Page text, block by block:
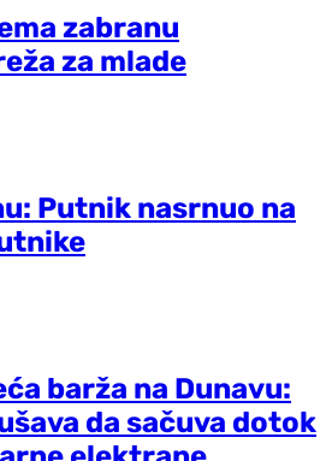
zabranu
za mlade
Putnik nasrnuo na
barža na Dunavu:
da sačuva dotok